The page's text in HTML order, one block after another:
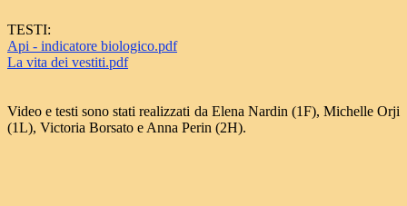
TESTI:
Api - indicatore biologico.pdf
La vita dei vestiti.pdf
Video e testi sono stati realizzati da Elena Nardin (1F), Michelle Orji
(1L), Victoria Borsato e Anna Perin (2H).